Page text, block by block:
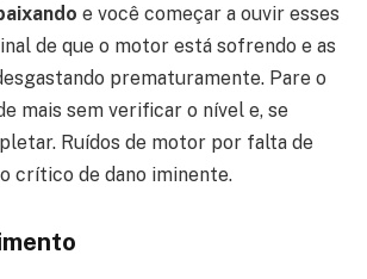
e você começar a ouvir esses
de que o motor está sofrendo e as
prematuramente. Pare o
mais sem verificar o nível e, se
Ruídos de motor por falta de
crítico de dano iminente.